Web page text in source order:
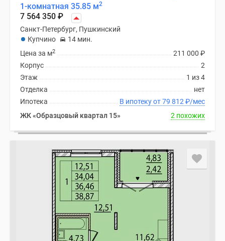
1-комнатная 35.85 м2
7 564 350 ₽
Санкт-Петербург, Пушкинский
Купчино
14 мин.
211 000 ₽
Цена за м2
2
Корпус
1 из 4
Этаж
нет
Отделка
В ипотеку от 79 812 ₽/мес
Ипотека
ЖК «Образцовый квартал 15»
2 похожих